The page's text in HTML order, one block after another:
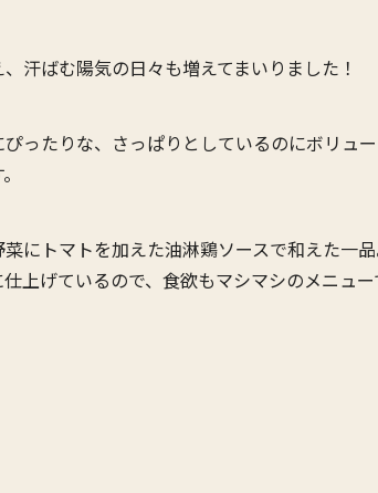
汗ばむ陽気の日々も増えてまいりました！
ぴったりな、さっぱりとしているのにボリュ
にトマトを加えた油淋鶏ソースで和えた一
上げているので、食欲もマシマシのメニュー